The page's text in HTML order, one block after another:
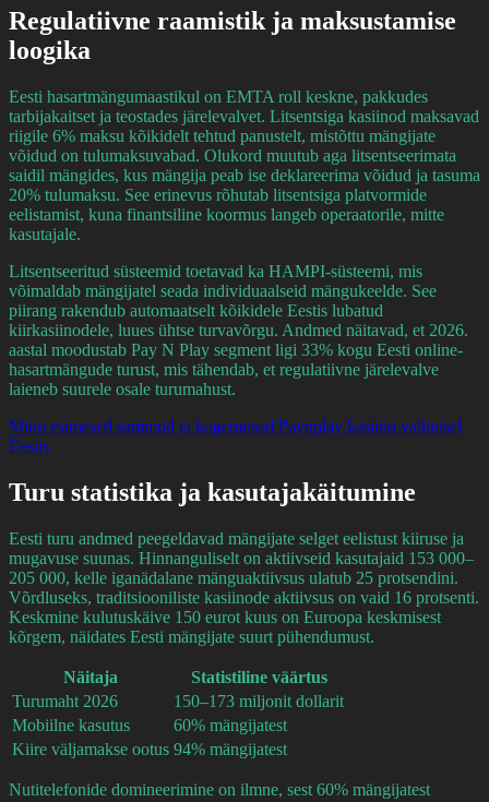
Regulatiivne raamistik ja maksustamise
loogika
Eesti hasartmängumaastikul on EMTA roll keskne, pakkudes
tarbijakaitset ja teostades järelevalvet. Litsentsiga kasiinod maksavad
riigile 6% maksu kõikidelt tehtud panustelt, mistõttu mängijate
võidud on tulumaksuvabad. Olukord muutub aga litsentseerimata
saidil mängides, kus mängija peab ise deklareerima võidud ja tasuma
20% tulumaksu. See erinevus rõhutab litsentsiga platvormide
eelistamist, kuna finantsiline koormus langeb operaatorile, mitte
kasutajale.
Litsentseeritud süsteemid toetavad ka HAMPI-süsteemi, mis
võimaldab mängijatel seada individuaalseid mängukeelde. See
piirang rakendub automaatselt kõikidele Eestis lubatud
kiirkasiinodele, luues ühtse turvavõrgu. Andmed näitavad, et 2026.
aastal moodustab Pay N Play segment ligi 33% kogu Eesti online-
hasartmängude turust, mis tähendab, et regulatiivne järelevalve
laieneb suurele osale turumahust.
Minu esimesed sammud ja kogemused Paynplay kasiino valimisel
Eestis
Turu statistika ja kasutajakäitumine
Eesti turu andmed peegeldavad mängijate selget eelistust kiiruse ja
mugavuse suunas. Hinnanguliselt on aktiivseid kasutajaid 153 000–
205 000, kelle iganädalane mänguaktiivsus ulatub 25 protsendini.
Võrdluseks, traditsiooniliste kasiinode aktiivsus on vaid 16 protsenti.
Keskmine kulutuskäive 150 eurot kuus on Euroopa keskmisest
kõrgem, näidates Eesti mängijate suurt pühendumust.
Näitaja
Statistiline väärtus
Turumaht 2026
150–173 miljonit dollarit
Mobiilne kasutus
60% mängijatest
Kiire väljamakse ootus 94% mängijatest
Nutitelefonide domineerimine on ilmne, sest 60% mängijatest